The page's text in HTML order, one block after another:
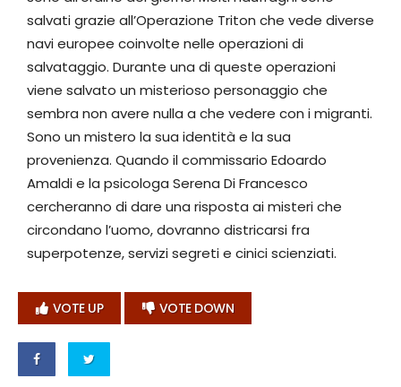
salvati grazie all’Operazione Triton che vede diverse
navi europee coinvolte nelle operazioni di
salvataggio. Durante una di queste operazioni
viene salvato un misterioso personaggio che
sembra non avere nulla a che vedere con i migranti.
Sono un mistero la sua identità e la sua
provenienza. Quando il commissario Edoardo
Amaldi e la psicologa Serena Di Francesco
cercheranno di dare una risposta ai misteri che
circondano l’uomo, dovranno districarsi fra
superpotenze, servizi segreti e cinici scienziati.
VOTE UP VOTE DOWN